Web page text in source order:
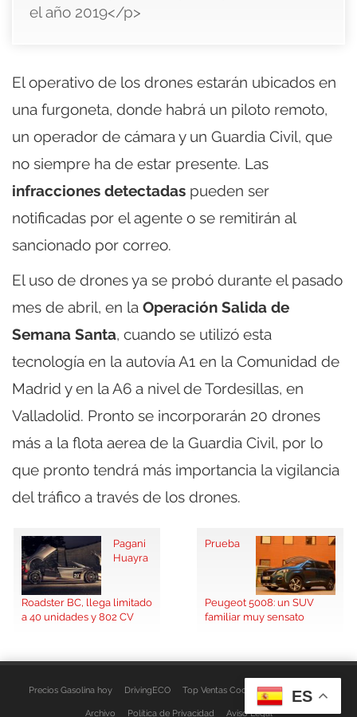
el año 2019</p>
El operativo de los drones estarán ubicados en
una furgoneta, donde habrá un piloto remoto,
un operador de cámara y un Guardia Civil, que
no siempre ha de estar presente. Las
infracciones detectadas pueden ser
notificadas por el agente o se remitirán al
sancionado por correo.
El uso de drones ya se probó durante el pasado
mes de abril, en la Operación Salida de
Semana Santa, cuando se utilizó esta
tecnología en la autovía A1 en la Comunidad de
Madrid y en la A6 a nivel de Tordesillas, en
Valladolid. Pronto se incorporarán 20 drones
más a la flota aerea de la Guardia Civil, por lo
que pronto tendrá más importancia la vigilancia
del tráfico a través de los drones.
Pagani
Huayra
Roadster BC, llega limitado
a 40 unidades y 802 CV
Prueba
Peugeot 5008: un SUV
familiar muy sensato
Precios Gasolina hoy DrivingECO Top Ventas Coches EspacioFurgo
Archivo Política de Privacidad Aviso Legal
ES